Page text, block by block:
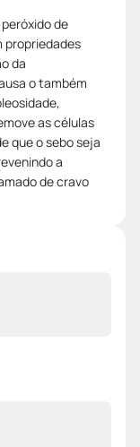
de
propriedades
da
o também
as células
que o sebo seja
a
de cravo